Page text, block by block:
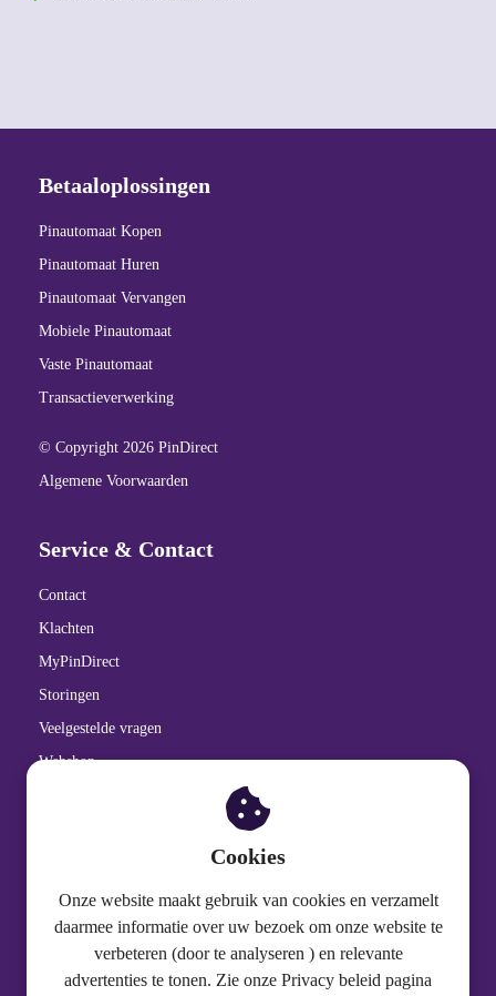
Betaaloplossingen
Pinautomaat Kopen
Pinautomaat Huren
Pinautomaat Vervangen
Mobiele Pinautomaat
Vaste Pinautomaat
Transactieverwerking
© Copyright 2026 PinDirect
Algemene Voorwaarden
Service & Contact
Contact
Klachten
MyPinDirect
Storingen
Veelgestelde vragen
Webshop
Over PinDirect
Gedragscode
Cookies
Onze website maakt gebruik van cookies en verzamelt
daarmee informatie over uw bezoek om onze website te
verbeteren (door te analyseren ) en relevante
advertenties te tonen. Zie onze Privacy beleid pagina